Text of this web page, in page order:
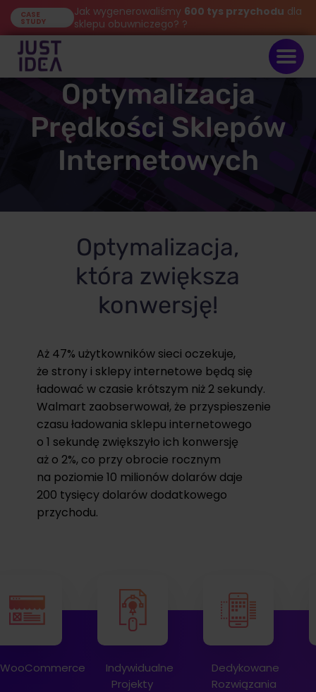
CASE
STUDY
Jak wygenerowaliśmy 600 tys przychodu dla
sklepu obuwniczego? ?
Optymalizacja
Prędkości Sklepów
Internetowych
Optymalizacja,
która zwiększa
konwersję!
Aż 47% użytkowników sieci oczekuje,
że strony i sklepy internetowe będą się
ładować w czasie krótszym niż 2 sekundy.
Walmart zaobserwował, że przyspieszenie
czasu ładowania sklepu internetowego
o 1 sekundę zwiększyło ich konwersję
aż o 2%, co przy obrocie rocznym
na poziomie 10 milionów dolarów daje
200 tysięcy dolarów dodatkowego
przychodu.
WooCommerce
Indywidualne
Projekty
Dedykowane
Rozwiązania